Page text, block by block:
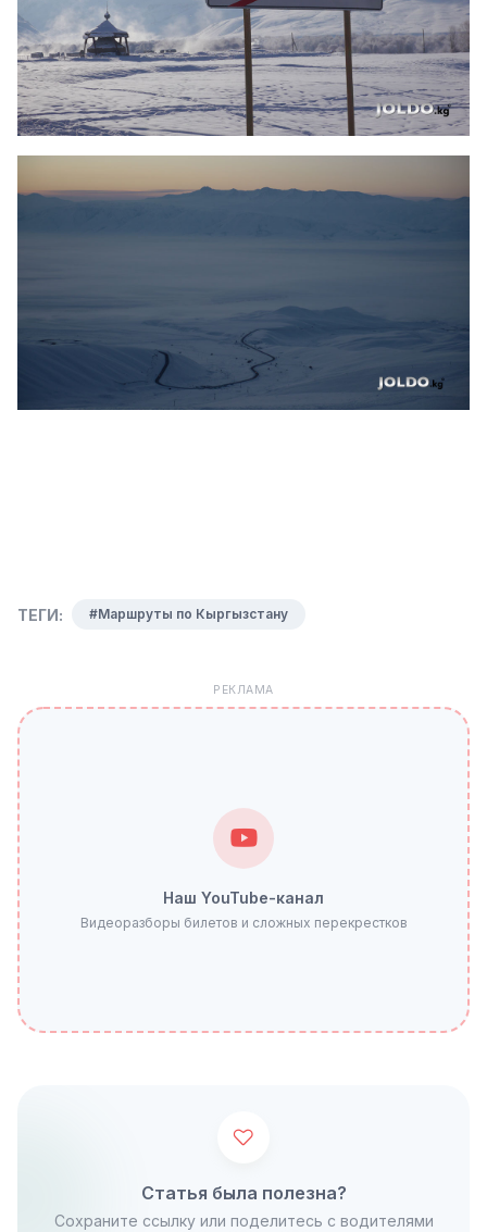
ТЕГИ: #Маршруты по Кыргызстану
РЕКЛАМА
Наш YouTube-канал
Видеоразборы билетов и сложных перекрестков
Статья была полезна?
Сохраните ссылку или поделитесь с водителями